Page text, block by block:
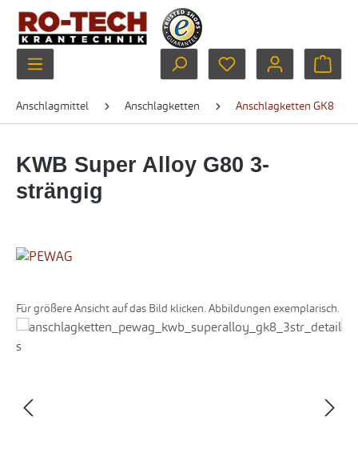
Zum Hauptinhalt springen
Du hast 0 Produkte
Anschlagmittel Anschlagketten Anschlagketten GK8
KWB Super Alloy G80 3-
strängig
Für größere Ansicht auf das Bild klicken. Abbildungen exemplarisch.
Bildergalerie überspringen